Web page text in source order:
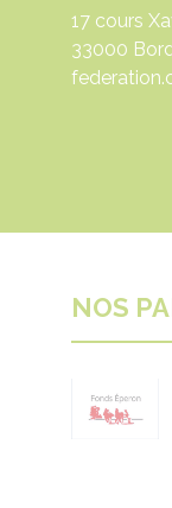
17 cours
33000
NOS